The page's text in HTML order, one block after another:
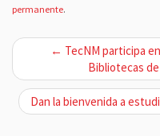
permanente.
N
a
e
← TecNM participa
Bibliotecas
Dan la bienvenida a